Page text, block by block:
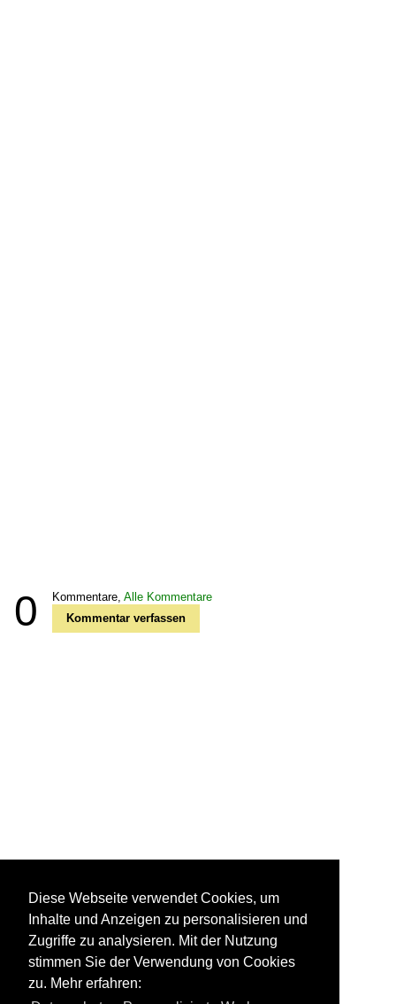
0 Kommentare, Alle Kommentare
Kommentar verfassen
Diese Webseite verwendet Cookies, um
Inhalte und Anzeigen zu personalisieren und
Zugriffe zu analysieren. Mit der Nutzung
stimmen Sie der Verwendung von Cookies
zu. Mehr erfahren: